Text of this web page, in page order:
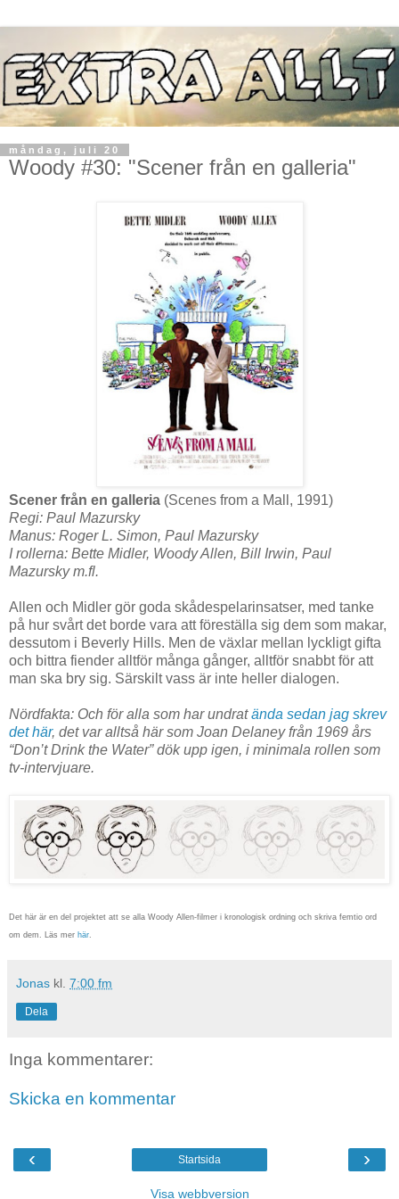
måndag, juli 20
Woody #30: "Scener från en galleria"
Scener från en galleria (Scenes from a Mall, 1991)
Regi: Paul Mazursky
Manus: Roger L. Simon, Paul Mazursky
I rollerna: Bette Midler, Woody Allen, Bill Irwin, Paul
Mazursky m.fl.
Allen och Midler gör goda skådespelarinsatser, med tanke
på hur svårt det borde vara att föreställa sig dem som makar,
dessutom i Beverly Hills. Men de växlar mellan lyckligt gifta
och bittra fiender alltför många gånger, alltför snabbt för att
man ska bry sig. Särskilt vass är inte heller dialogen.
Nördfakta: Och för alla som har undratända sedan jag skrev
det här, det var alltså här som Joan Delaney från 1969 års
“Don’t Drink the Water” dök upp igen, i minimala rollen som
tv-intervjuare.
Det här är en del projektet att se alla Woody Allen-filmer i kronologisk ordning och skriva femtio ord
om dem. Läs mer här.
Jonas kl. 7:00 fm
Dela
Inga kommentarer:
Skicka en kommentar
‹ ›
Startsida
Visa webbversion